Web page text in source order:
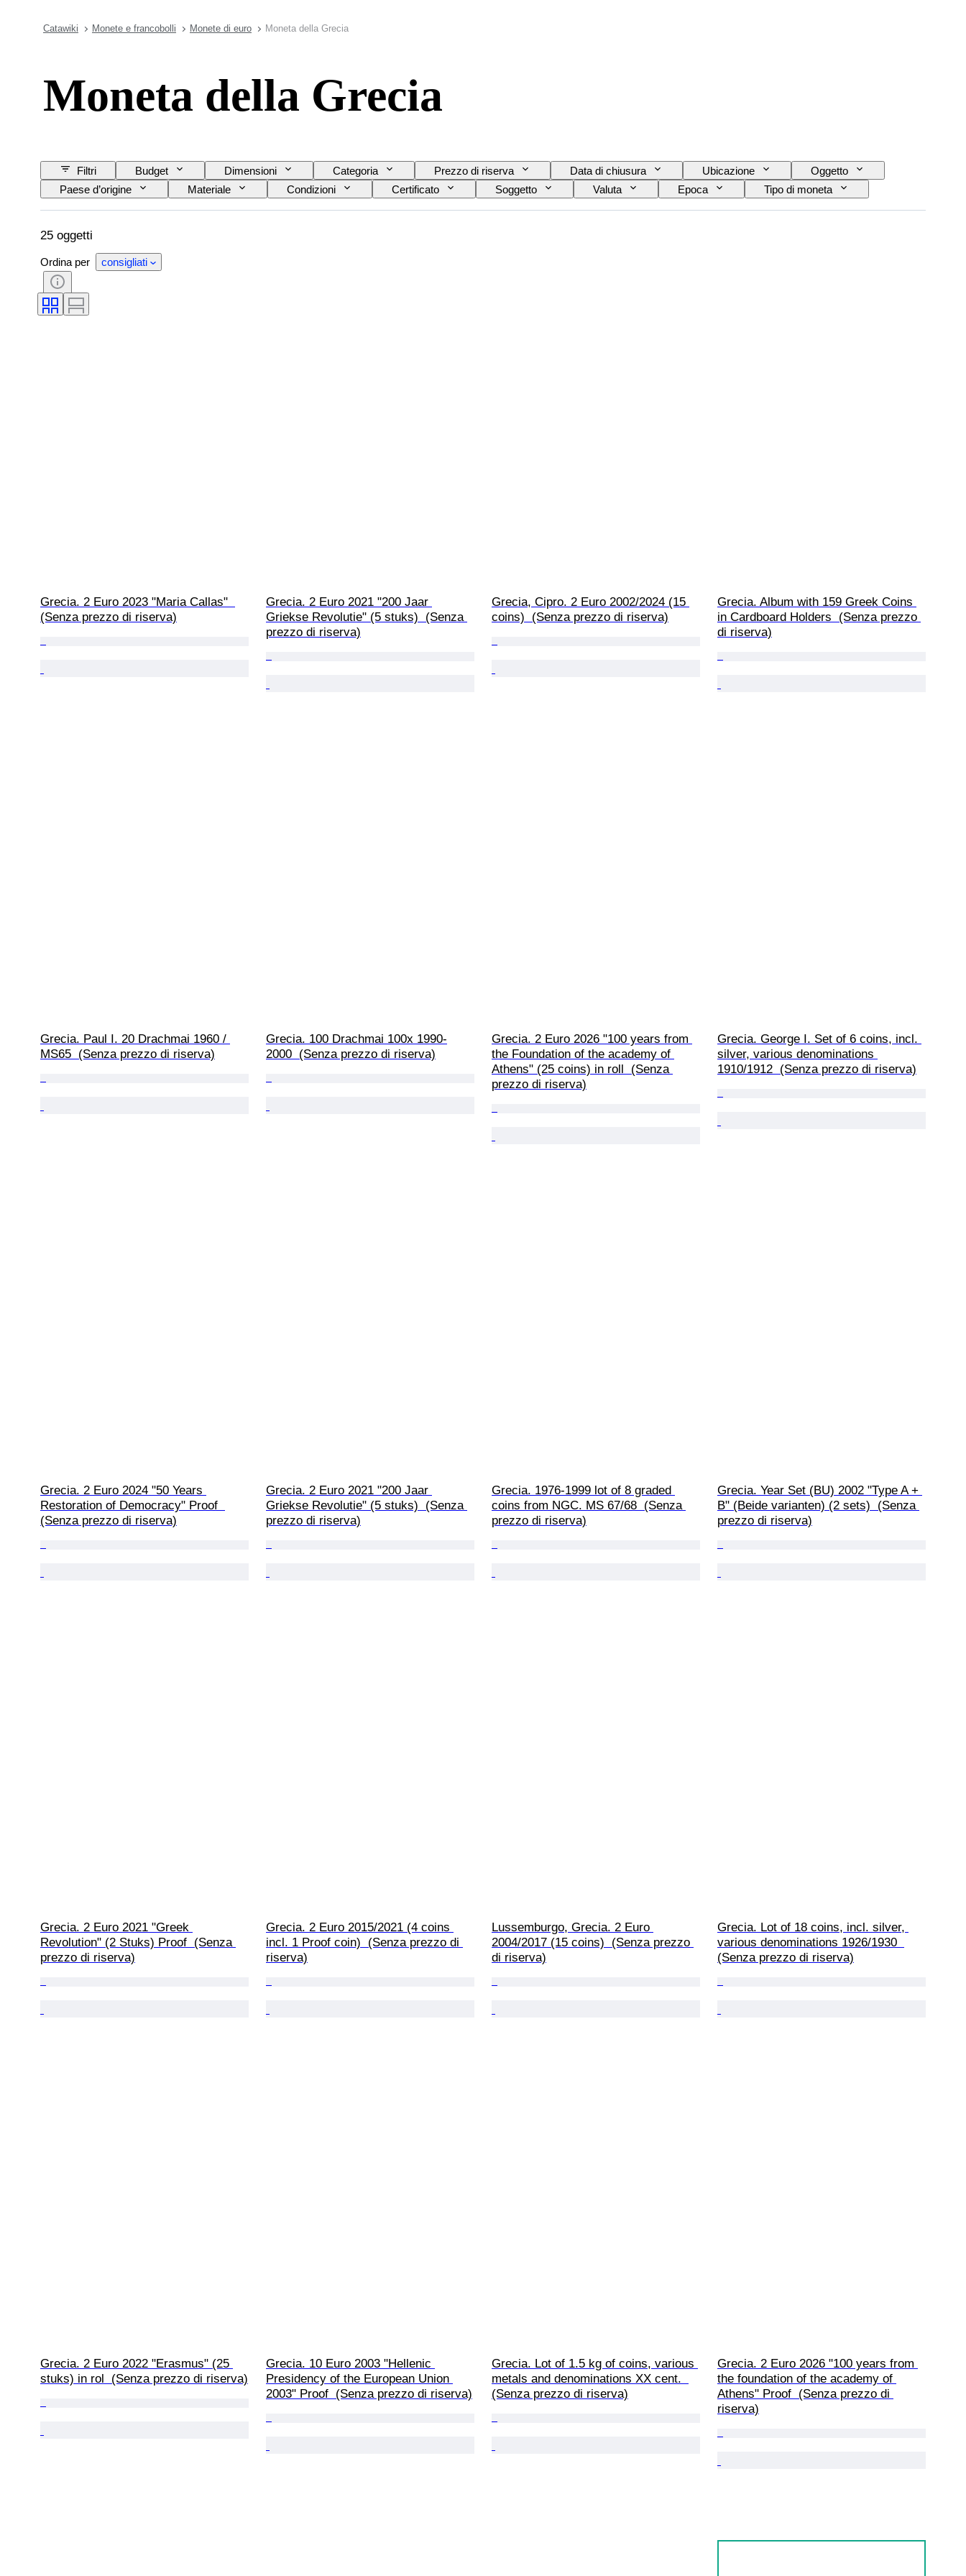
Catawiki Monete e francobolli Monete di euro Moneta della Grecia
Moneta della Grecia
Filtri Budget Dimensioni Categoria Prezzo di riserva Data di chiusura Ubicazione
Oggetto
Paese d’origine
Materiale Condizioni Certificato Soggetto Valuta Epoca Tipo di moneta
25 oggetti
Ordina per consigliati
Grecia. 2 Euro 2023 "Maria Callas"
(Senza prezzo di riserva)
Grecia. 2 Euro 2021 "200 Jaar
Griekse Revolutie" (5 stuks)  (Senza
prezzo di riserva)
Grecia, Cipro. 2 Euro 2002/2024 (15
coins)  (Senza prezzo di riserva)
Grecia. Album with 159 Greek Coins
in Cardboard Holders  (Senza prezzo
di riserva)
Grecia. Paul I. 20 Drachmai 1960 /
MS65  (Senza prezzo di riserva)
Grecia. 100 Drachmai 100x 1990-
2000  (Senza prezzo di riserva)
Grecia. 2 Euro 2026 "100 years from
the Foundation of the academy of
Athens" (25 coins) in roll  (Senza
prezzo di riserva)
Grecia. George I. Set of 6 coins, incl.
silver, various denominations
1910/1912  (Senza prezzo di riserva)
Grecia. 2 Euro 2024 "50 Years
Restoration of Democracy" Proof
(Senza prezzo di riserva)
Grecia. 2 Euro 2021 "200 Jaar
Griekse Revolutie" (5 stuks)  (Senza
prezzo di riserva)
Grecia. 1976-1999 lot of 8 graded
coins from NGC. MS 67/68  (Senza
prezzo di riserva)
Grecia. Year Set (BU) 2002 "Type A +
B" (Beide varianten) (2 sets)  (Senza
prezzo di riserva)
Grecia. 2 Euro 2021 "Greek
Revolution" (2 Stuks) Proof  (Senza
prezzo di riserva)
Grecia. 2 Euro 2015/2021 (4 coins
incl. 1 Proof coin)  (Senza prezzo di
riserva)
Lussemburgo, Grecia. 2 Euro
2004/2017 (15 coins)  (Senza prezzo
di riserva)
Grecia. Lot of 18 coins, incl. silver,
various denominations 1926/1930
(Senza prezzo di riserva)
Grecia. 2 Euro 2022 "Erasmus" (25
stuks) in rol  (Senza prezzo di riserva)
Grecia. 10 Euro 2003 "Hellenic
Presidency of the European Union
2003" Proof  (Senza prezzo di riserva)
Grecia. Lot of 1.5 kg of coins, various
metals and denominations XX cent.
(Senza prezzo di riserva)
Grecia. 2 Euro 2026 "100 years from
the foundation of the academy of
Athens" Proof  (Senza prezzo di
riserva)